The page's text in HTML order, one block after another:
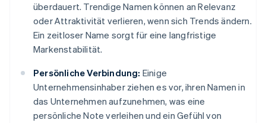
überdauert. Trendige Namen können an Relevanz
oder Attraktivität verlieren, wenn sich Trends ändern.
Ein zeitloser Name sorgt für eine langfristige
Markenstabilität.
Persönliche Verbindung: Einige
Unternehmensinhaber ziehen es vor, ihren Namen in
das Unternehmen aufzunehmen, was eine
persönliche Note verleihen und ein Gefühl von